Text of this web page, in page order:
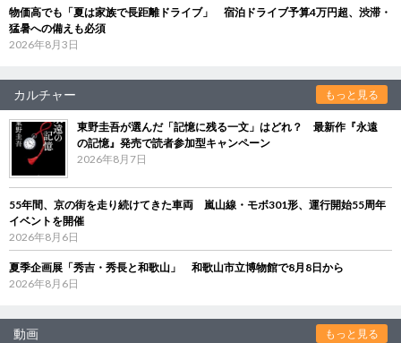
物価高でも「夏は家族で長距離ドライブ」 宿泊ドライブ予算4万円超、渋滞・
猛暑への備えも必須
2026年8月3日
カルチャー もっと見る
東野圭吾が選んだ「記憶に残る一文」はどれ？ 最新作『永遠
の記憶』発売で読者参加型キャンペーン
2026年8月7日
55年間、京の街を走り続けてきた車両 嵐山線・モボ301形、運行開始55周年
イベントを開催
2026年8月6日
夏季企画展「秀吉・秀長と和歌山」 和歌山市立博物館で8月8日から
2026年8月6日
動画 もっと見る